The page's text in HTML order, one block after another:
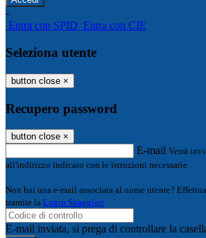
-
Entra con SPID Entra con CIE
Seleziona utente
button close ×
Recupero password
button close ×
E-mail Verrà
all'indirizzo indicato con le istruzioni necessarie.
Non hai una e-mail associata al nome utente?
tramite la Login Spaggiari
E-mail inviata, si prega di controllare la